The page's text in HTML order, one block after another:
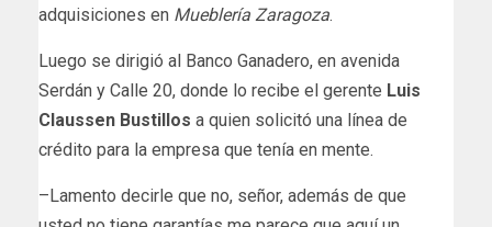
adquisiciones en Mueblería Zaragoza.
Luego se dirigió al Banco Ganadero, en avenida
Serdán y Calle 20, donde lo recibe el gerente Luis
Claussen Bustillos a quien solicitó una línea de
crédito para la empresa que tenía en mente.
–Lamento decirle que no, señor, además de que